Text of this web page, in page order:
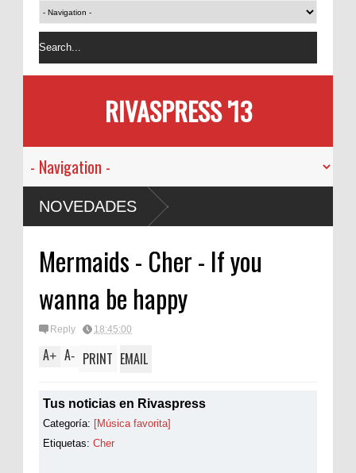
RIVASPRESS '13
NOVEDADES
Mermaids - Cher - If you
wanna be happy
Reply 18:45:00
A+ A- PRINT EMAIL
Tus noticias en Rivaspress
Categoría: [Música favorita]
Etiquetas: Cher